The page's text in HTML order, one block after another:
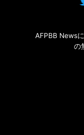
AFPBB News
の